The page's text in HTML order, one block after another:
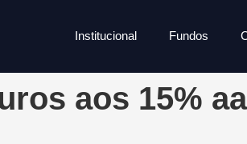
Institucional Fundos
aos 15%